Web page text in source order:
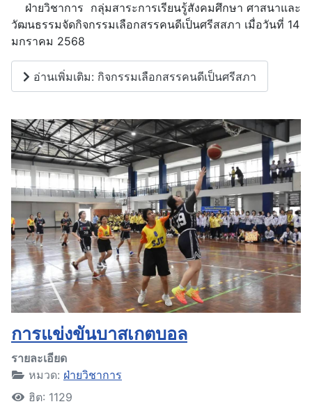
ฝ่ายวิชาการ กลุ่มสาระการเรียนรู้สังคมศึกษา ศาสนาและ
วัฒนธรรมจัดกิจกรรมเลือกสรรคนดีเป็นศรีสสภา เมื่อวันที่ 14
มกราคม 2568
อ่านเพิ่มเติม: กิจกรรมเลือกสรรคนดีเป็นศรีสภา
การแข่งขันบาสเกตบอล
รายละเอียด
หมวด: ฝ่ายวิชาการ
ฮิต: 1129